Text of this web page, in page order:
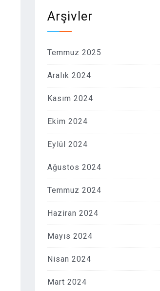
Arşivler
Temmuz 2025
Aralık 2024
Kasım 2024
Ekim 2024
Eylül 2024
Ağustos 2024
Temmuz 2024
Haziran 2024
Mayıs 2024
Nisan 2024
Mart 2024